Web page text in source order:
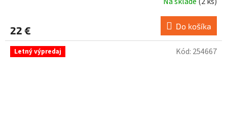
22 € Do košíka
Letný výpredaj Kód: 254667